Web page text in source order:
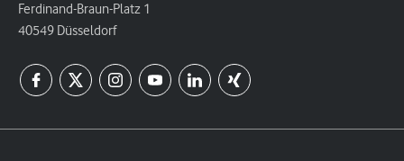
Ferdinand-Braun-Platz 1
40549 Düsseldorf